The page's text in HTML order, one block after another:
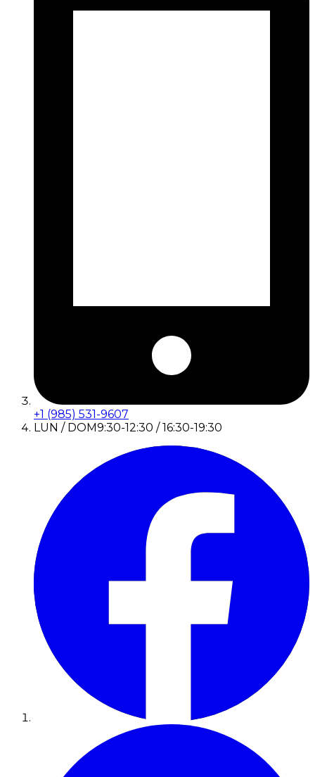
+1 (985) 531-9607
LUN / DOM9:30-12:30 / 16:30-19:30